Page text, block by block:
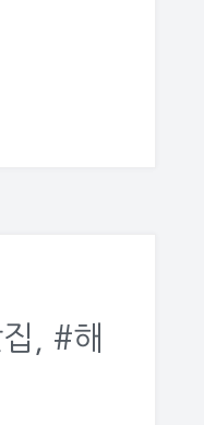
, #해